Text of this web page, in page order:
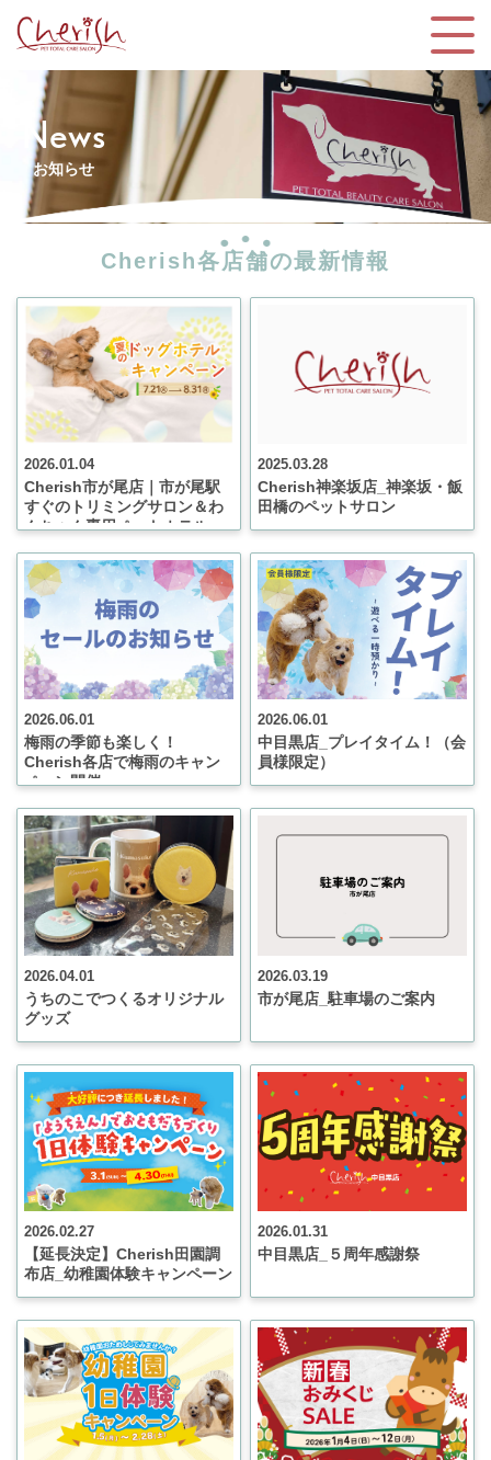
News
お知らせ
Cherish各店舗の最新情報
2026.01.04
Cherish市が尾店｜市が尾駅
すぐのトリミングサロン＆わ
んちゃん専用ペットホテル
2025.03.28
Cherish神楽坂店_神楽坂・飯
田橋のペットサロン
2026.06.01
梅雨の季節も楽しく！
Cherish各店で梅雨のキャン
ペーン開催
2026.06.01
中目黒店_プレイタイム！（会
員様限定）
2026.04.01
うちのこでつくるオリジナル
グッズ
2026.03.19
市が尾店_駐車場のご案内
2026.02.27
【延長決定】Cherish田園調
布店_幼稚園体験キャンペーン
2026.01.31
中目黒店_５周年感謝祭